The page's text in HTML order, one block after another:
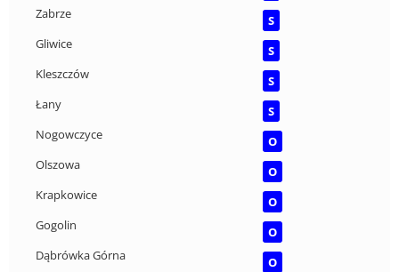
Zabrze
S
Gliwice
S
Kleszczów
S
Łany
S
Nogowczyce
O
Olszowa
O
Krapkowice
O
Gogolin
O
Dąbrówka Górna
O